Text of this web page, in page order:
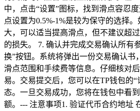
中，点击“设置”图标，找到滑点容忍
点设置为0.5%-1%是较为保守的选择
大，可以适当提高滑点，但不建议超
的损失。 7. 确认并完成交易确认所有
换”按钮。系统将弹出一份交易确认书
滑点范围和手续费等信息。仔细核对
易。交易提交后，您可以在TP钱包的
态。一旦交易成功，您将在钱包中看
额。--- 注意事项1. 验证代币合约地址